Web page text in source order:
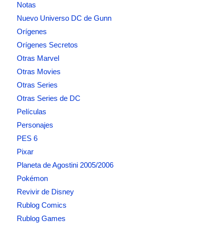
Notas
Nuevo Universo DC de Gunn
Orígenes
Orígenes Secretos
Otras Marvel
Otras Movies
Otras Series
Otras Series de DC
Películas
Personajes
PES 6
Pixar
Planeta de Agostini 2005/2006
Pokémon
Revivir de Disney
Rublog Comics
Rublog Games